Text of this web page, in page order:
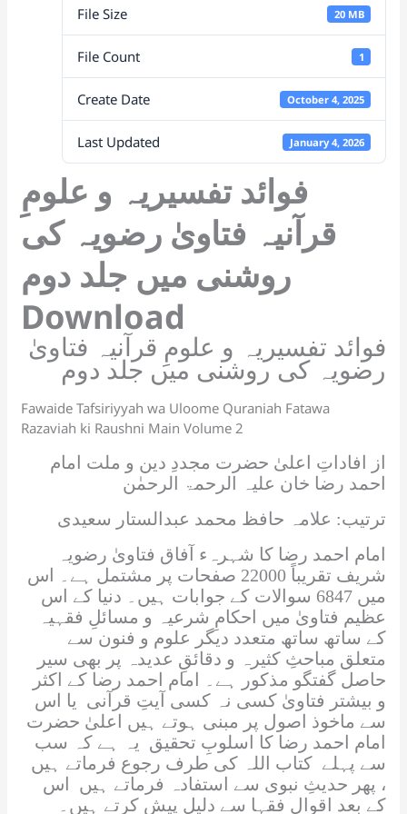
k n
at
e
File Size 20 MB
File Count 1
Create Date October 4, 2025
Last Updated January 4, 2026
فوائد تفسیریہ و علومِ
قرآنیہ فتاویٰ رضویہ کی
روشنی میں جلد دوم
Download
فوائد تفسیریہ و علومِ قرآنیہ فتاویٰ
رضویہ کی روشنی میں جلد دوم
Fawaide Tafsiriyyah wa Uloome Quraniah Fatawa
Razaviah ki Raushni Main Volume 2
از افاداتِ اعلیٰ حضرت مجددِ دین و ملت امام
احمد رضا خان علیہ الرحمۃ الرحمٰن
ترتیب: علامہ حافظ محمد عبدالستار سعیدی
امام احمد رضا کا شہرہء آفاق فتاویٰ رضویہ
شریف تقریباً 22000 صفحات پر مشتمل ہے۔ اس
میں 6847 سوالات کے جوابات ہیں۔ دنیا کے اس
عظیم فتاویٰ میں احکامِ شرعیہ و مسائلِ فقہیہ
کے ساتھ ساتھ متعدد دیگر علوم و فنون سے
متعلق مباحثِ کثیرہ و دقائقِ عدیدہ پر بھی سیر
حاصل گفتگو مذکور ہے۔ امام احمد رضا کے اکثر
و بیشتر فتاویٰ کسی نہ کسی آیتِ قرآنی یا اس
سے ماخوذ اصول پر مبنی ہوتے ہیں اعلیٰ حضرت
امام احمد رضا کا اسلوبِ تحقیق یہ ہے کہ سب
سے پہلے کتاب اللہ کی طرف رجوع فرماتے ہیں
، پھر حدیثِ نبوی سے استفادہ فرماتے ہیں اس
کے بعد اقوالِ فقہا سے دلیل پیش کرتے ہیں۔